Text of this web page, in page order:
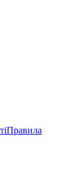
Правила